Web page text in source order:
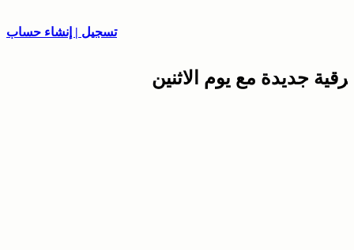
تسجيل | إنشاء حساب
برقية جديدة مع يوم الاثنين